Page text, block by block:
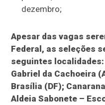
dezembro;
Apesar das vagas
Federal, as seleções
seguintes localidades:
Gabriel da Cachoeira
Brasília (DF);
Aldeia Sabonete –